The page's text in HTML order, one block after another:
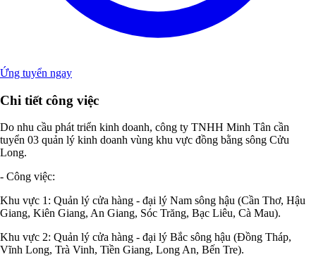
Ứng tuyển ngay
Chi tiết công việc
Do nhu cầu phát triển kinh doanh, công ty TNHH Minh Tân cần
tuyển 03 quản lý kinh doanh vùng khu vực đồng bằng sông Cửu
Long.
- Công việc:
Khu vực 1: Quản lý cửa hàng - đại lý Nam sông hậu (Cần Thơ, Hậu
Giang, Kiên Giang, An Giang, Sóc Trăng, Bạc Liêu, Cà Mau).
Khu vực 2: Quản lý cửa hàng - đại lý Bắc sông hậu (Đồng Tháp,
Vĩnh Long, Trà Vinh, Tiền Giang, Long An, Bến Tre).